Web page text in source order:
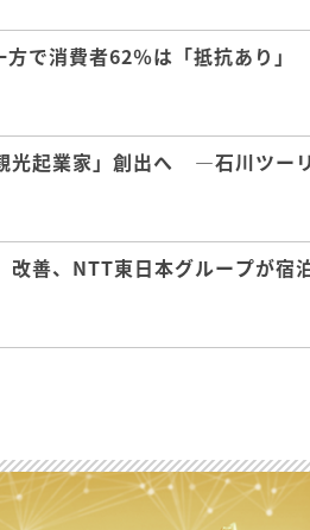
方で消費者62％は「抵抗あり
光起業家」創出へ ―石川ツー
善、NTT東日本グループが宿